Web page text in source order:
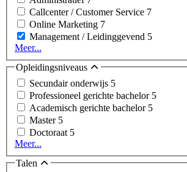
Callcenter / Customer Service 7
Online Marketing 7
Management / Leidinggevend 5
Meer...
Opleidingsniveaus
Secundair onderwijs 5
Professioneel gerichte bachelor 5
Academisch gerichte bachelor 5
Master 5
Doctoraat 5
Meer...
Talen